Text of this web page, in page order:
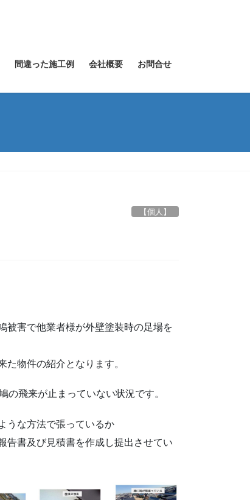
間違った施工例 会社概要 お問合せ
【個人】
被害で他業者様が外壁塗装時の足場を
物件の紹介となります。
の飛来が止まっていない状況です。
うな方法で張っているか
告書及び見積書を作成し提出させてい